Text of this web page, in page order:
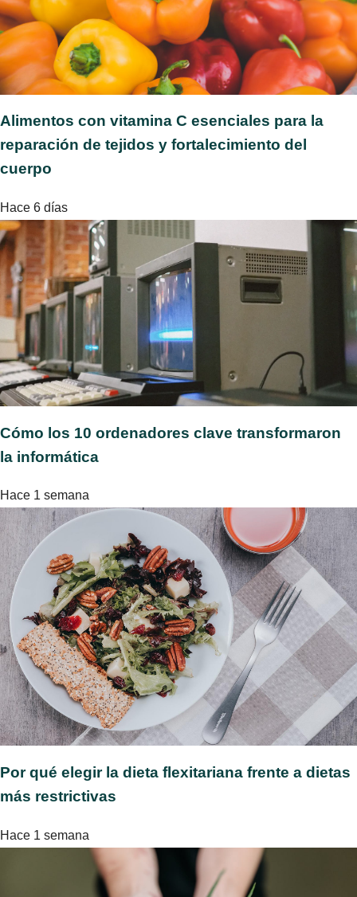
Alimentos con vitamina C esenciales para la
reparación de tejidos y fortalecimiento del
cuerpo
Hace 6 días
Cómo los 10 ordenadores clave transformaron
la informática
Hace 1 semana
Por qué elegir la dieta flexitariana frente a dietas
más restrictivas
Hace 1 semana